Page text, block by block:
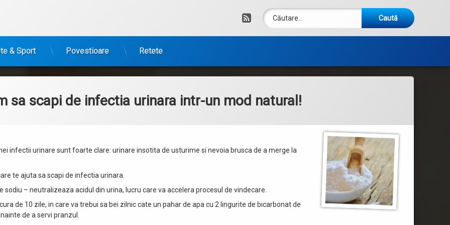
RSSCaută după:
& Sport Povestioare Retete
sa scapi de infectia urinara intr-un mod natural!
infectii urinare sunt foarte clare: urinare insotita de usturime si nevoia brusca de a merge la
te ajuta sa scapi de infectia urinara.
sodiu – neutralizeaza acidul din urina, lucru care va accelera procesul de vindecare.
de 10 zile, in care va trebui sa bei zilnic cate un pahar de apa cu 2 lingurite de bicarbonat de
de a servi pranzul.